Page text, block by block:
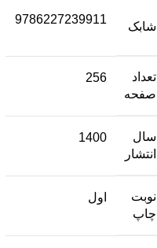
شابک
9786227239911
تعداد
صفحه
256
سال
انتشار
1400
نوبت
چاپ
اول